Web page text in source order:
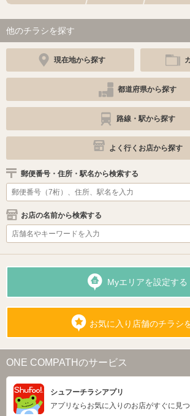
他のチラシを探す
現在地から探す
都道府県から探す
路線・駅から探す
よく行くお店から探す
郵便番号・住所・駅名から検索する
お店の名前から検索する
Myエリアを設定する
お気に入り店舗のチラシ
ONE COMPATHのサービス
シュフーチラシアプリ
アプリならお気に入りのお店がすぐに見つ